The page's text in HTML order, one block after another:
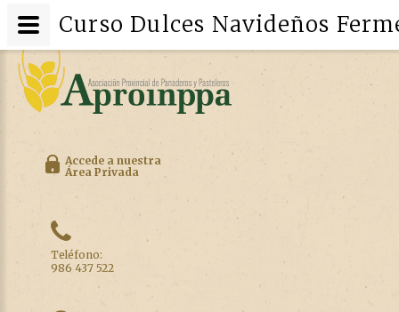
Accede a nuestra
Área Privada
Teléfono:
986 437 522
Curso Dulces Navideños